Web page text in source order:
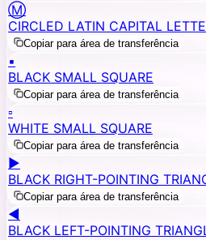
Ⓜ️
CIRCLED LATIN CAPITAL
Copiar para área de transferência
▪️
BLACK SMALL SQUARE
Copiar para área de transferência
▫️
WHITE SMALL SQUARE
Copiar para área de transferência
▶️
BLACK RIGHT-POINTING
Copiar para área de transferência
◀️
BLACK LEFT-POINTING